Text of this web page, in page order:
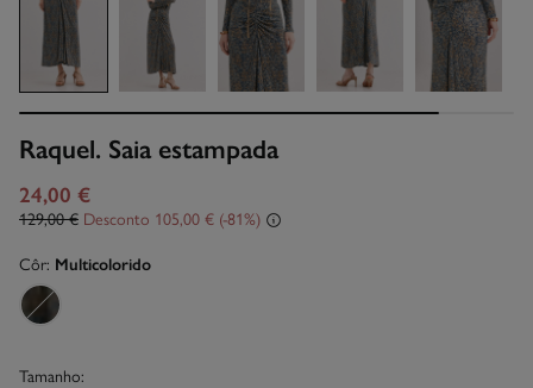
Raquel. Saia estampada
24,00 €
129,00 € Desconto 105,00 € 81
Côr: Multicolorido
Tamanho: